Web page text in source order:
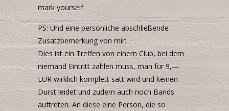
mark yourself
PS: Und eine persönliche abschließende
Zusatzbemerkung von mir:
Dies ist ein Treffen von einem Club, bei dem
niemand Eintritt zahlen muss, man für 9,—
EUR wirklich komplett satt wird und keinen
Durst leidet und zudem auch noch Bands
auftreten. An diese eine Person, die so